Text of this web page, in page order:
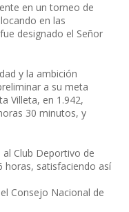
en un torneo de
en las
designado el Señor
y la ambición
a su meta
Villeta, en 1.942,
30 minutos, y
Club Deportivo de
horas, satisfaciendo así
Consejo Nacional de